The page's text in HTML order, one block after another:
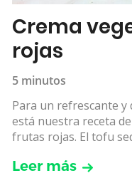
Crema
rojas
5 minutos
Para un refrescante
está nuestra receta
frutas rojas. El tofu
Leer más